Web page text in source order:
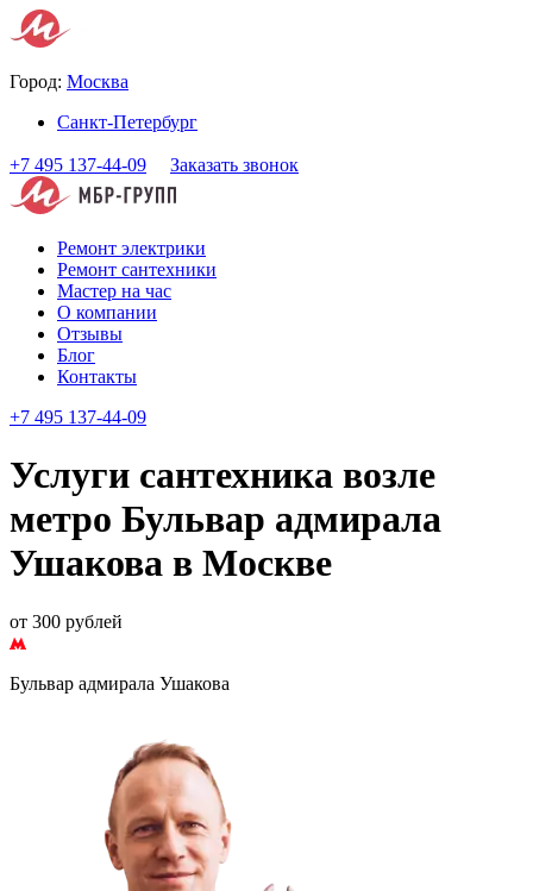
Город: Москва
Санкт-Петербург
+7 495 137-44-09 Заказать звонок
Ремонт электрики
Ремонт сантехники
Мастер на час
О компании
Отзывы
Блог
Контакты
+7 495 137-44-09
Услуги сантехника возле
метро Бульвар адмирала
Ушакова в Москве
от 300 рублей
Бульвар адмирала Ушакова